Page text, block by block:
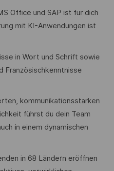
Office und SAP ist für dich
mit KI-Anwendungen ist
in Wort und Schrift sowie
Französischkenntnisse
kommunikationsstarken
führst du dein Team
in einem dynamischen
in 68 Ländern eröffnen